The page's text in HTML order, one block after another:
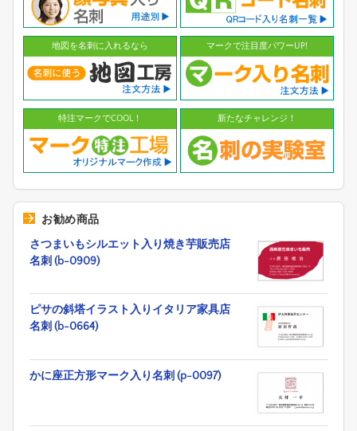
地図を名刺に入れるなら マークで注目度パワーUP!
特注マークでCOOL！ 新たなチャレンジ！
お勧め商品
さつまいもシルエット入り焼き芋販売店
名刺 (b-0909)
ピサの斜塔イラスト入りイタリア家具店
名刺 (b-0664)
かに座正方形マーク入り名刺 (p-0097)